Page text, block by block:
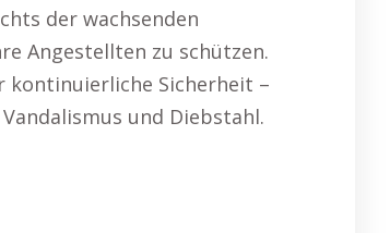
der wachsenden
Angestellten zu schützen.
kontinuierliche Sicherheit –
und Diebstahl.